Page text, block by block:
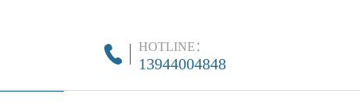
HOTLINE：
13944004848